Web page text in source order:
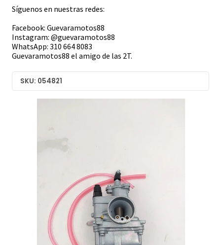
Síguenos en nuestras redes:
Facebook: Guevaramotos88
Instagram: @guevaramotos88
WhatsApp: 310 664 8083
Guevaramotos88 el amigo de las 2T.
SKU: 054821